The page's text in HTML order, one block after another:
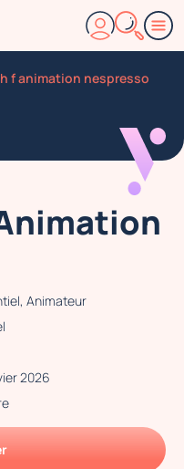
f animation nespresso
Animateur
2026